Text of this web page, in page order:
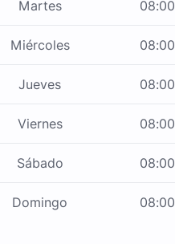
Martes 08:00
Miércoles 08:00
Jueves 08:00
Viernes 08:00
Sábado 08:00
Domingo 08:00